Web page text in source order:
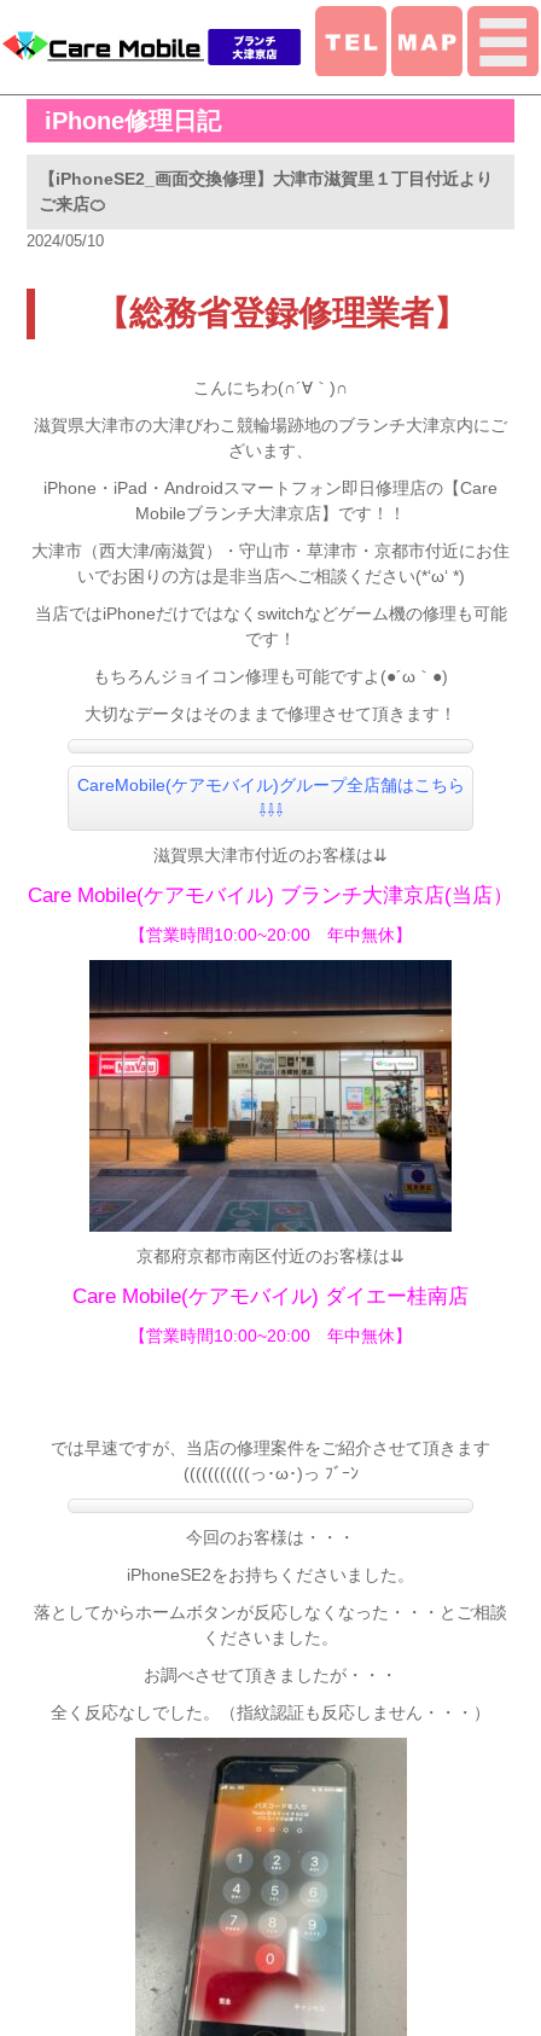
iPhone修理日記
【iPhoneSE2_画面交換修理】大津市滋賀里１丁目付近より
ご来店🍊
2024/05/10
【総務省登録修理業者】
こんにちわ(∩´∀｀)∩
滋賀県大津市の大津びわこ競輪場跡地のブランチ大津京内にご
ざいます、
iPhone・iPad・Androidスマートフォン即日修理店の【Care
Mobileブランチ大津京店】です！！
大津市（西大津/南滋賀）・守山市・草津市・京都市付近にお住
いでお困りの方は是非当店へご相談ください(*‘ω‘ *)
当店ではiPhoneだけではなくswitchなどゲーム機の修理も可能
です！
もちろんジョイコン修理も可能ですよ(●´ω｀●)
大切なデータはそのままで修理させて頂きます！
CareMobile(ケアモバイル)グループ全店舗はこちら
⇩⇩⇩
滋賀県大津市付近のお客様は⇊
Care Mobile(ケアモバイル) ブランチ大津京店(当店）
【営業時間10:00~20:00 年中無休】
京都府京都市南区付近のお客様は⇊
Care Mobile(ケアモバイル) ダイエー桂南店
【営業時間10:00~20:00 年中無休】
では早速ですが、当店の修理案件をご紹介させて頂きます
(((((((((((っ･ω･)っ ﾌﾞｰﾝ
今回のお客様は・・・
iPhoneSE2をお持ちくださいました。
落としてからホームボタンが反応しなくなった・・・とご相談
くださいました。
お調べさせて頂きましたが・・・
全く反応なしでした。（指紋認証も反応しません・・・）